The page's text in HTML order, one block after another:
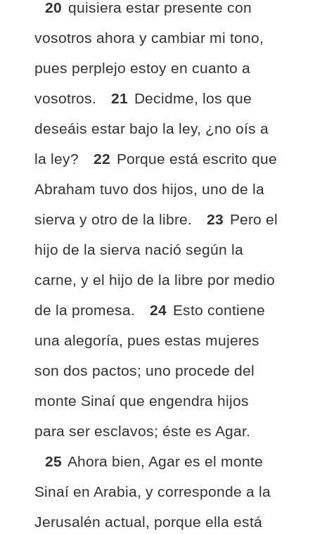
20 quisiera estar presente con
vosotros ahora y cambiar mi tono,
pues perplejo estoy en cuanto a
vosotros.
21 Decidme, los que
deseáis estar bajo la ley, ¿no oís a
la ley?
22 Porque está escrito que
Abraham tuvo dos hijos, uno de la
sierva y otro de la libre.
23 Pero el
hijo de la sierva nació según la
carne, y el hijo de la libre por medio
de la promesa.
24 Esto contiene
una alegoría, pues estas mujeres
son dos pactos; uno procede del
monte Sinaí que engendra hijos
para ser esclavos; éste es Agar.
25 Ahora bien, Agar es el monte
Sinaí en Arabia, y corresponde a la
Jerusalén actual, porque ella está